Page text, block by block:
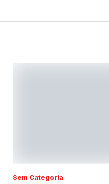
Sem Categoria